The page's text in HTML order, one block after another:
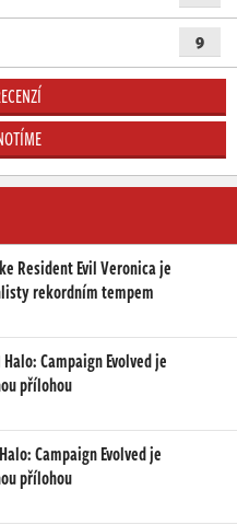
9
Resident Evil Veronica je
rekordním tempem
Halo: Campaign Evolved je
přílohou
Halo: Campaign Evolved je
přílohou